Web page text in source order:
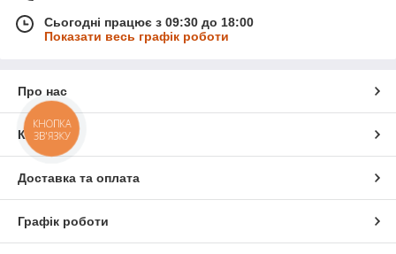
Сьогодні працює з 09:30 до 18:00
Показати весь графік роботи
Про нас
Контакти
Доставка та оплата
Графік роботи
КНОПКА
ЗВ'ЯЗКУ